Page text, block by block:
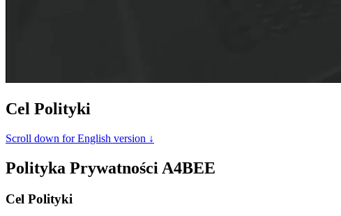
Cel Polityki
Scroll down for English version ↓
Polityka Prywatności A4BEE
Cel Polityki